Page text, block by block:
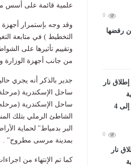
0
رفضها
0
نار
علمية قائمة على أسس
وقد وجه بإستمرار أجهزة
التخطيط ) في متابعة
وتقييم تأثيرها على
من جانب أجهزة الوزارة
جدير بالذكر أنه يجري
الشاطئ الرملي بتلك
البر بدمياط" لحماية
بمدينة مرسى مطروح" .